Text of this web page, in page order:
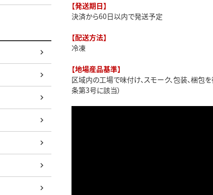
【発送期日】
決済から60日以内で発送予定
【配送方法】
冷凍
【地場産品基準】
区域内の工場で味付け、スモーク、包装、梱
条第3号に該当）